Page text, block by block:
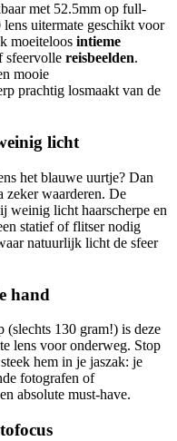
met 52.5mm op full-
uitermate geschikt voor
moeiteloos intieme
sfeervolle reisbeelden.
mooie
prachtig losmaakt van de
licht
het blauwe uurtje? Dan
zeker waarderen. De
weinig licht haarscherpe en
statief of flitser nodig
natuurlijk licht de sfeer
hand
130 gram!) is deze
lens voor onderweg. Stop
hem in je jaszak: je
fotografen of
absolute must-have.